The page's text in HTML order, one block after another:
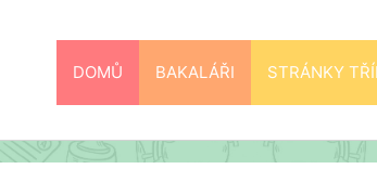
DOMŮ BAKALÁŘI STRÁNKY